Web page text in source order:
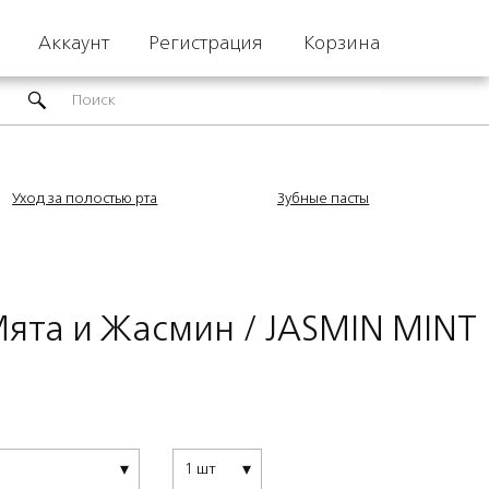
Аккаунт Регистрация Корзина
Уход за полостью рта Зубные пасты
и Жасмин / JASMIN MINT
1 шт